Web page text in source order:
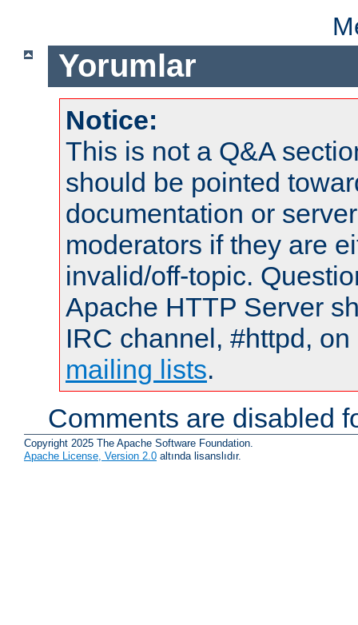
Yorumlar
Notice:
This is not a Q&A
should be pointed
documentation or
moderators if they are
invalid/off-topic.
Apache HTTP Server
IRC channel, #httpd,
mailing lists.
Comments are disabled
Copyright 2025 The Apache Software Foundation.
Apache License, Version 2.0 altında lisanslıdır.